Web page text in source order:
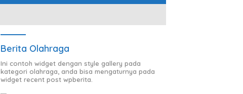
Berita Olahraga
Ini contoh widget dengan style gallery pada
kategori olahraga, anda bisa mengaturnya pada
widget recent post wpberita.